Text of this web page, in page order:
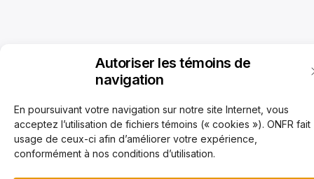
Autoriser les témoins de
navigation
En poursuivant votre navigation sur notre site Internet, vous
acceptez l’utilisation de fichiers témoins (« cookies »). ONFR fait
usage de ceux-ci afin d’améliorer votre expérience,
conformément à nos conditions d’utilisation.